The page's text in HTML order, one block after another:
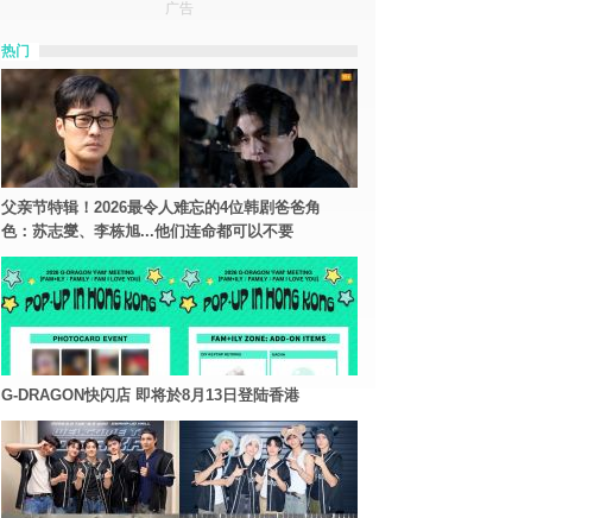
广告
热门
父亲节特辑！2026最令人难忘的4位韩剧爸爸角
色：苏志燮、李栋旭...他们连命都可以不要
G-DRAGON快闪店 即将於8月13日登陆香港